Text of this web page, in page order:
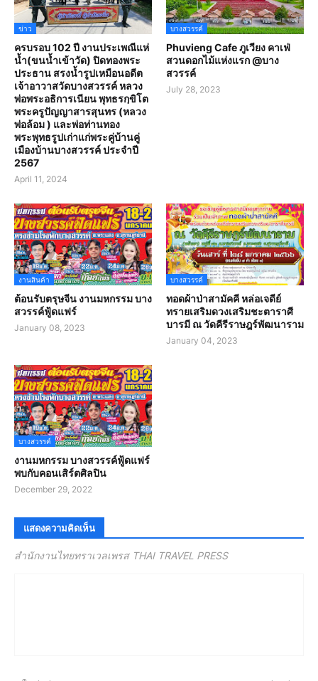
ข่าว
ครบรอบ 102 ปี งานประเพณีแห่
น้ำ(ขนน้ำเข้าวัด) ปิดทองพระ
ประธาน สรงน้ำรูปเหมือนอดีต
เจ้าอาวาสวัดบางสวรรค์ หลวง
พ่อพระอธิการเนียน พุทธรกฺขิโต
พระครูปัญญาสารสุนทร (หลวง
พ่อล้อม ) และพ่อท่านทอง
พระพุทธรูปเก่าแก่พระคู่บ้านคู่
เมืองบ้านบางสวรรค์ ประจำปี
2567
April 11, 2024
บางสวรรค์
Phuvieng Cafe ภูเวียง คาเฟ่
สวนดอกไม้แห่งแรก @บาง
สวรรค์
July 28, 2023
งานสินค้า
ต้อนรับตรุษจีน งานมหกรรม บาง
สวรรค์ฟู้ดแฟร์
January 08, 2023
บางสวรรค์
ทอดผ้าป่าสามัคคี หล่อเจดีย์
ทรายเสริมดวงเสริมชะตาราศี
บารมี ณ วัดคีรีราษฎร์พัฒนาราม
January 04, 2023
บางสวรรค์
งานมหกรรม บางสวรรค์ฟู้ดแฟร์
พบกับคอนเสิร์ตศิลปิน
December 29, 2022
แสดงความคิดเห็น
สำนักงานไทยทราเวลเพรส THAI TRAVEL PRESS